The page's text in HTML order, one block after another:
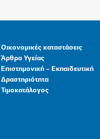
Οικονομικές καταστάσεις
Άρθρα Υγείας
Επιστημονική – Εκπαιδευτική
Δραστηριότητα
Τιμοκατάλογος